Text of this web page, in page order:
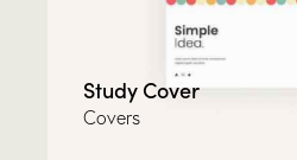
Study Cover
Covers